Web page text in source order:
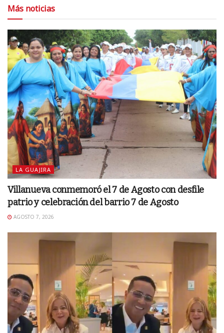
Más noticias
LA GUAJIRA
Villanueva conmemoró el 7 de Agosto con desfile
patrio y celebración del barrio 7 de Agosto
AGOSTO 7, 2026